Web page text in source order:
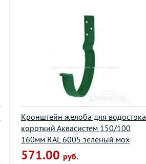
Кронштейн желоба для водостока
короткий Аквасистем 150/100
160мм RAL 6005 зеленый мох
571.00 руб.